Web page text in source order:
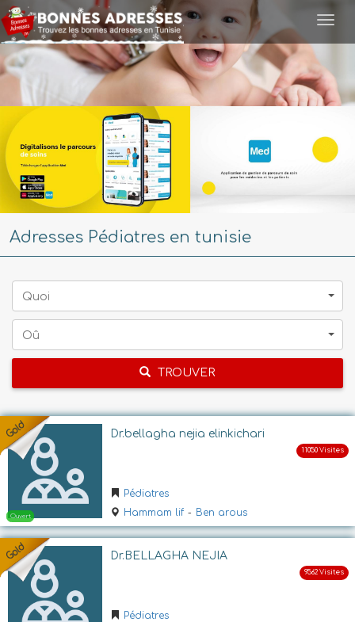
Adresses Pédiatres en tunisie
Quoi
Oû
TROUVER
Dr.bellagha nejia elinkichari
Pédiatres
Hammam lif - Ben arous
Dr.BELLAGHA NEJIA
Pédiatres